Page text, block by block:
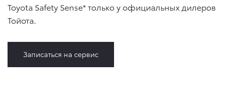
Toyota Safety Sense* только у официальных дилеров
Тойота.
Записаться на сервис